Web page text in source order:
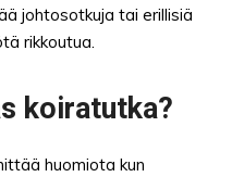
johtosotkuja tai erillisiä
rikkoutua.
koiratutka?
huomiota kun